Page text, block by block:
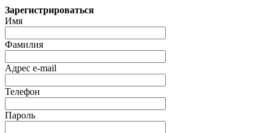
Зарегистрироваться
Имя
Фамилия
Адрес e-mail
Телефон
Пароль